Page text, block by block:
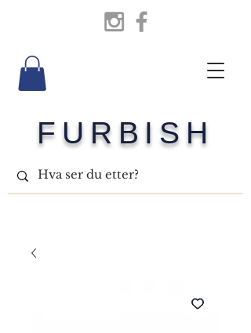
FURBISH